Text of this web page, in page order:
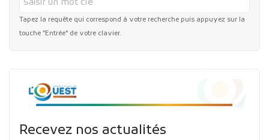
Tapez la requête qui correspond à votre recherche puis appuyez sur la
touche "Entrée" de votre clavier.
Recevez nos actualités